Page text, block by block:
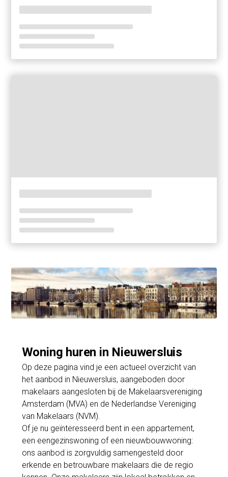
Woning huren in Nieuwersluis
Op deze pagina vind je een actueel overzicht van
het aanbod in Nieuwersluis, aangeboden door
makelaars aangesloten bij de Makelaarsvereniging
Amsterdam (MVA) en de Nederlandse Vereniging
van Makelaars (NVM).
Of je nu geïnteresseerd bent in een appartement,
een eengezinswoning of een nieuwbouwwoning:
ons aanbod is zorgvuldig samengesteld door
erkende en betrouwbare makelaars die de regio